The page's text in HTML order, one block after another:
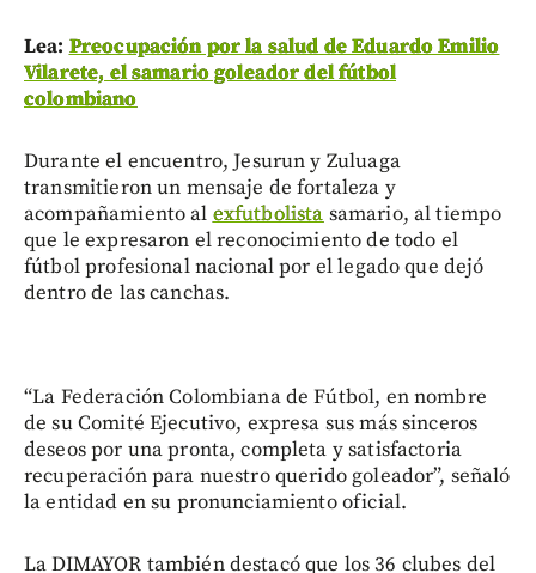
Lea:Preocupación por la salud de Eduardo Emilio
Vilarete, el samario goleador del fútbol
colombiano
Durante el encuentro, Jesurun y Zuluaga
transmitieron un mensaje de fortaleza y
acompañamiento alexfutbolistasamario, al tiempo
que le expresaron el reconocimiento de todo el
fútbol profesional nacional por el legado que dejó
dentro de las canchas.
“La Federación Colombiana de Fútbol, en nombre
de su Comité Ejecutivo, expresa sus más sinceros
deseos por una pronta, completa y satisfactoria
recuperación para nuestro querido goleador”, señaló
la entidad en su pronunciamiento oficial.
La DIMAYOR también destacó que los 36 clubes del